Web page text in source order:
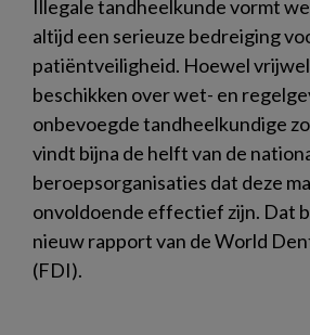
Illegale tandheelkunde vormt
altijd een serieuze bedreiging
patiëntveiligheid. Hoewel
beschikken over wet- en
onbevoegde tandheelkundige
vindt bijna de helft van de
beroepsorganisaties dat deze
onvoldoende effectief zijn. Dat
nieuw rapport van de World
(FDI).